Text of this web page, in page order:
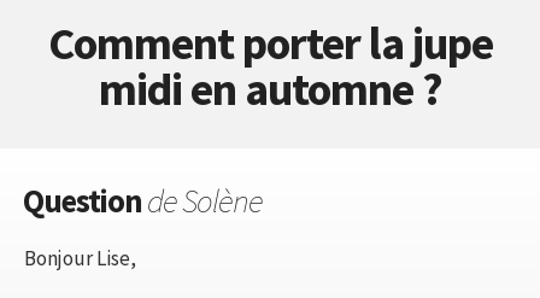
Comment porter la jupe
midi en automne ?
Questionde Solène
Bonjour Lise,